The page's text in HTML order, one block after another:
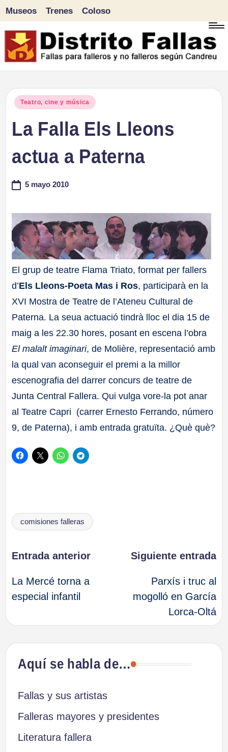
Saltar
al
Museos Trenes Coloso
Publicado
Teatro, cine y música
La Falla Els Lleons
actua a Paterna
5 mayo 2010
El grup de teatre Flama Triato, format per fallers
d’Els Lleons-Poeta Mas i Ros, participarà en la
XVI Mostra de Teatre de l’Ateneu Cultural de
Paterna. La seua actuació tindrà lloc el dia 15 de
maig a les 22.30 hores, posant en escena l’obra
El malalt imaginari, de Molière, representació amb
la qual van aconseguir el premi a la millor
escenografia del darrer concurs de teatre de
Junta Central Fallera. Qui vulga vore-la pot anar
al Teatre Capri (carrer Ernesto Ferrando, número
9, de Paterna), i amb entrada gratuïta. ¿Què què?
Etiquetas:
comisiones falleras
Navegación
de
entradas
Entrada anterior
La Mercé torna a
especial infantil
Siguiente entrada
Parxís i truc al
mogolló en García
Lorca-Oltá
Aquí se habla de…
Fallas y sus artistas
Falleras mayores y presidentes
Literatura fallera